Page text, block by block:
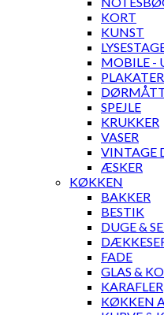
KORT
KUNST
MOBILE -
PLAKATER
SPEJLE
KRUKKER
VASER
VINTAGE
ÆSKER
KØKKEN
BAKKER
BESTIK
DUGE &
FADE
GLAS &
KARAFLER
KØKKEN